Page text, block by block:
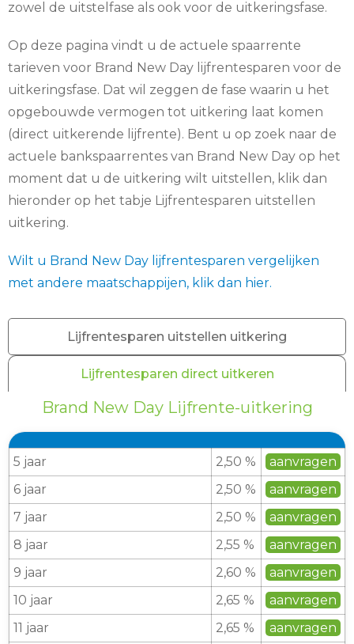
zowel de uitstelfase als ook voor de uitkeringsfase.
Op deze pagina vindt u de actuele spaarrente
tarieven voor Brand New Day lijfrentesparen voor de
uitkeringsfase. Dat wil zeggen de fase waarin u het
opgebouwde vermogen tot uitkering laat komen
(direct uitkerende lijfrente). Bent u op zoek naar de
actuele bankspaarrentes van Brand New Day op het
moment dat u de uitkering wilt uitstellen, klik dan
hieronder op het tabje Lijfrentesparen uitstellen
uitkering.
Wilt u Brand New Day lijfrentesparen vergelijken
met andere maatschappijen, klik dan hier.
Lijfrentesparen uitstellen uitkering
Lijfrentesparen direct uitkeren
Brand New Day Lijfrente-uitkering
5 jaar 2,50 %
aanvragen
6 jaar
2,50 %
aanvragen
7 jaar
2,50 %
aanvragen
8 jaar
2,55 %
aanvragen
9 jaar
2,60 %
aanvragen
10 jaar
2,65 %
aanvragen
11 jaar
2,65 %
aanvragen